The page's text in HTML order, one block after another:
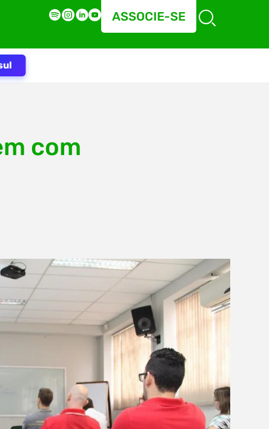
ASSOCIE-SE
com